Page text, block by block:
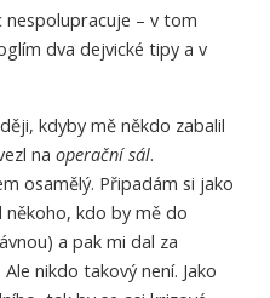
– v tom
dva dejvické tipy a v
kdyby mě někdo zabalil
na operační sál.
osamělý. Připadám si jako
kdo by mě do
a pak mi dal za
nikdo takový není. Jako